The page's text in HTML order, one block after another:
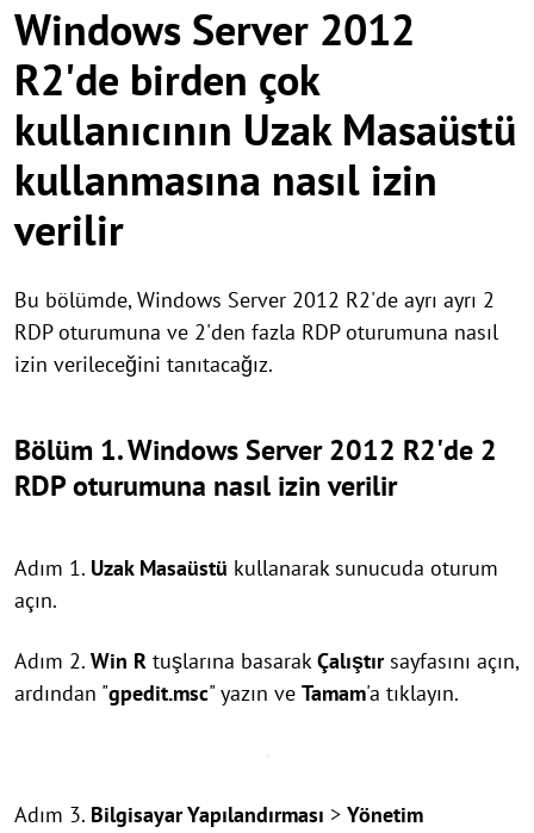
Windows Server 2012
R2'de birden çok
kullanıcının Uzak Masaüstü
kullanmasına nasıl izin
verilir
Bu bölümde, Windows Server 2012 R2'de ayrı ayrı 2
RDP oturumuna ve 2'den fazla RDP oturumuna nasıl
izin verileceğini tanıtacağız.
Bölüm 1. Windows Server 2012 R2'de 2
RDP oturumuna nasıl izin verilir
Adım 1. Uzak Masaüstü kullanarak sunucuda oturum
açın.
Adım 2. Win R tuşlarına basarakÇalıştırsayfasını açın,
ardından "gpedit.msc" yazın ve Tamam'a tıklayın.
Adım 3. Bilgisayar Yapılandırması > Yönetim